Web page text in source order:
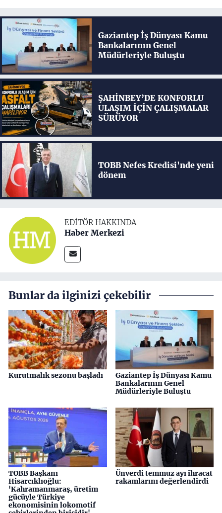
Gaziantep İş Dünyası Kamu
Bankalarının Genel
Müdürleriyle Buluştu
ŞAHİNBEY’DE KONFORLU
ULAŞIM İÇİN ÇALIŞMALAR
SÜRÜYOR
TOBB Nefes Kredisi'nde yeni
dönem
EDITÖR HAKKINDA
Haber Merkezi
Bunlar da ilginizi çekebilir
Kurutmalık sezonu başladı
Gaziantep İş Dünyası Kamu
Bankalarının Genel
Müdürleriyle Buluştu
TOBB Başkanı
Hisarcıklıoğlu:
'Kahramanmaraş, üretim
gücüyle Türkiye
ekonomisinin lokomotif
Ünverdi temmuz ayı ihracat
rakamlarını değerlendirdi